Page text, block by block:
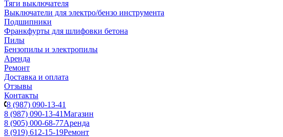
Тяги выключателя
Выключатели для электро/бензо инструмента
Подшипники
Франкфурты для шлифовки бетона
Пилы
Бензопилы и электропилы
Аренда
Ремонт
Доставка и оплата
Отзывы
Контакты
8 (987) 090-13-41
8 (987) 090-13-41Магазин
8 (905) 000-68-77Аренда
8 (919) 612-15-19Ремонт